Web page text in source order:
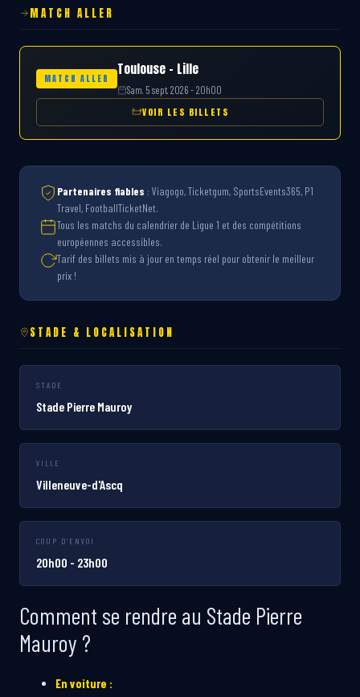
MATCH ALLER
MATCH ALLER
Toulouse – Lille
Sam. 5 sept. 2026 - 20h00
VOIR LES BILLETS
Partenaires fiables : Viagogo, Ticketgum, SportsEvents365, P1
Travel, FootballTicketNet.
Tous les matchs du calendrier de Ligue 1 et des compétitions
européennes accessibles.
Tarif des billets mis à jour en temps réel pour obtenir le meilleur
prix !
STADE & LOCALISATION
STADE
Stade Pierre Mauroy
VILLE
Villeneuve-d'Ascq
COUP D'ENVOI
20h00 - 23h00
Comment se rendre au Stade Pierre
Mauroy ?
En voiture :